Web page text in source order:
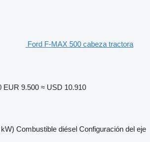
Ford F-MAX 500 cabeza tractora
EUR 9.500 ≈ USD 10.910
Combustible diésel Configuración del eje